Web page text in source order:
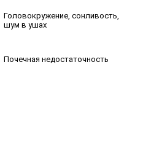
Головокружение, сонливость,
шум в ушах
Почечная недостаточность